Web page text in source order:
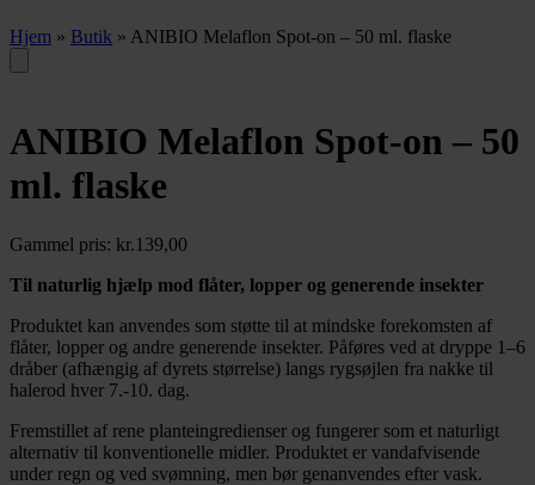
Hjem » Butik » ANIBIO Melaflon Spot-on – 50 ml. flaske
ANIBIO Melaflon Spot-on – 50
ml. flaske
Gammel pris: kr.139,00
Til naturlig hjælp mod flåter, lopper og generende insekter
Produktet kan anvendes som støtte til at mindske forekomsten af
flåter, lopper og andre generende insekter. Påføres ved at dryppe 1–6
dråber (afhængig af dyrets størrelse) langs rygsøjlen fra nakke til
halerod hver 7.-10. dag.
Fremstillet af rene planteingredienser og fungerer som et naturligt
alternativ til konventionelle midler. Produktet er vandafvisende
under regn og ved svømning, men bør genanvendes efter vask.